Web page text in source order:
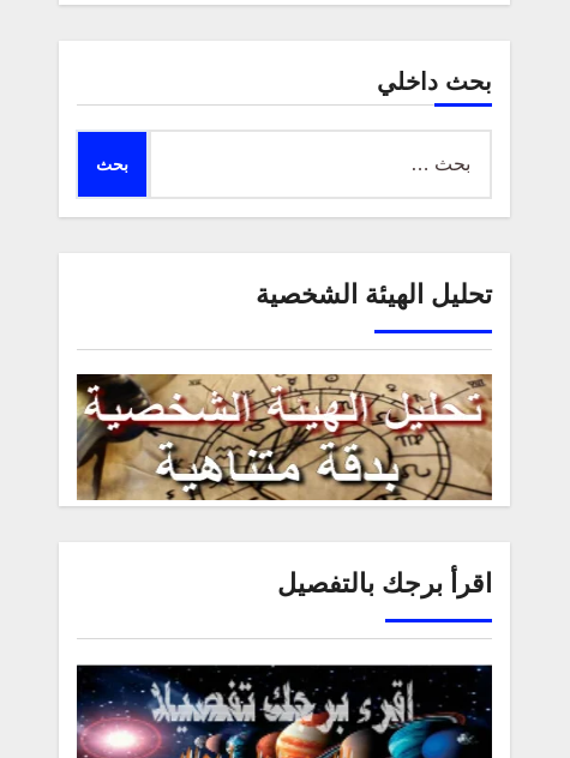
بحث داخلي
عن:
تحليل الهيئة الشخصية
اقرأ برجك بالتفصيل